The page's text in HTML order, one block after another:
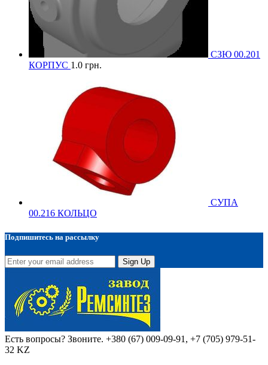
СЗЮ 00.201
КОРПУС 1.0 грн.
СУПА
00.216 КОЛЬЦО
Подпишитесь на рассылку
Sign Up
Есть вопросы? Звоните. +380 (67) 009-09-91, +7 (705) 979-51-
32 KZ